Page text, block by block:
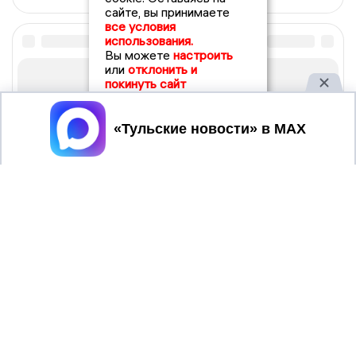
сайте, вы принимаете
все условия
использования.
Вы можете настроить
или отклонить и
покинуть сайт
Принять